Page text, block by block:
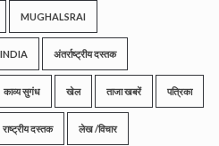
MUGHALSRAI
अंतर्राष्ट्रीय दस्तक
काव्य सुगंध खेल ताजा खबरें पत्रिका
राष्ट्रीय दस्तक लेख /विचार